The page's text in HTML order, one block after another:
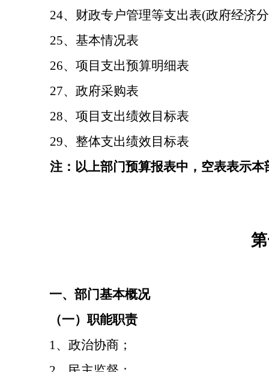
24、财政专户管理等支出表(政府经济
25、基本情况表
26、项目支出预算明细表
27、政府采购表
28、项目支出绩效目标表
29、整体支出绩效目标表
注：以上部门预算报表中，空表表示
一、部门基本概况
（一）职能职责
1、政治协商；